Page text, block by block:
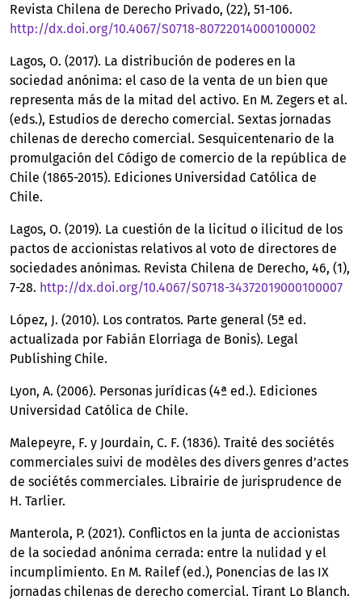
Revista Chilena de Derecho Privado, (22), 51-106.
http://dx.doi.org/10.4067/S0718-80722014000100002
Lagos, O. (2017). La distribución de poderes en la
sociedad anónima: el caso de la venta de un bien que
representa más de la mitad del activo. En M. Zegers et al.
(eds.), Estudios de derecho comercial. Sextas jornadas
chilenas de derecho comercial. Sesquicentenario de la
promulgación del Código de comercio de la república de
Chile (1865-2015). Ediciones Universidad Católica de
Chile.
Lagos, O. (2019). La cuestión de la licitud o ilicitud de los
pactos de accionistas relativos al voto de directores de
sociedades anónimas. Revista Chilena de Derecho, 46, (1),
7-28. http://dx.doi.org/10.4067/S0718-34372019000100007
López, J. (2010). Los contratos. Parte general (5ª ed.
actualizada por Fabián Elorriaga de Bonis). Legal
Publishing Chile.
Lyon, A. (2006). Personas jurídicas (4ª ed.). Ediciones
Universidad Católica de Chile.
Malepeyre, F. y Jourdain, C. F. (1836). Traité des sociétés
commerciales suivi de modèles des divers genres d’actes
de sociétés commerciales. Librairie de jurisprudence de
H. Tarlier.
Manterola, P. (2021). Conflictos en la junta de accionistas
de la sociedad anónima cerrada: entre la nulidad y el
incumplimiento. En M. Railef (ed.), Ponencias de las IX
jornadas chilenas de derecho comercial. Tirant Lo Blanch.